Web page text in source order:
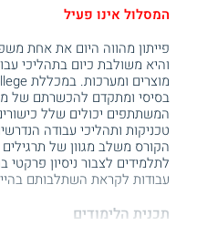
המסלול אינו פעיל
פייתון מהווה היום את אחת
והיא משולבת כיום בתהליכי
בסיסי ומתקדם להכשרתם של
המשתתפים יכולים שלל
טכניקות ותהליכי עבודה
הקורס משלב מגוון של
לתלמידים לצבור ניסיון פרקטי
עבודות לקראת השתלבותם
תכנית הלימודים